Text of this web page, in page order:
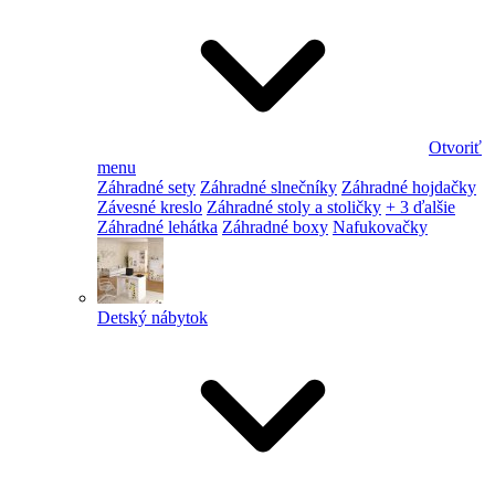
Otvoriť
menu
Záhradné sety Záhradné slnečníky Záhradné hojdačky
Závesné kreslo Záhradné stoly a stoličky + 3 ďalšie
Záhradné lehátka Záhradné boxy Nafukovačky
Detský nábytok